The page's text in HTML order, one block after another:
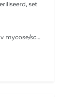
set
Het knippen van nagels die niet zijn verdikt dmv mycose/schimmel